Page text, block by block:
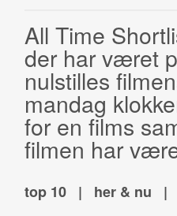
All Time
der har været
nulstilles
mandag
for en films
filmen har
top 10 | her & nu |